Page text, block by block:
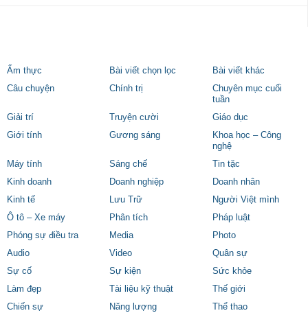
Ẩm thực Bài viết chọn lọc
Bài viết khác
Câu chuyện
Chính trị
Chuyên mục cuối
tuần
Giải trí
Truyện cười
Giáo dục
Giới tính
Gương sáng
Khoa học – Công
nghệ
Máy tính
Sáng chế
Tin tặc
Kinh doanh
Doanh nghiệp
Doanh nhân
Kinh tế
Lưu Trữ
Người Việt mình
Ô tô – Xe máy
Phân tích
Pháp luật
Phóng sự điều tra
Media
Photo
Audio
Video
Quân sự
Sự cố
Sự kiện
Sức khỏe
Làm đẹp
Tài liệu kỹ thuật
Thế giới
Chiến sự
Năng lượng
Thể thao